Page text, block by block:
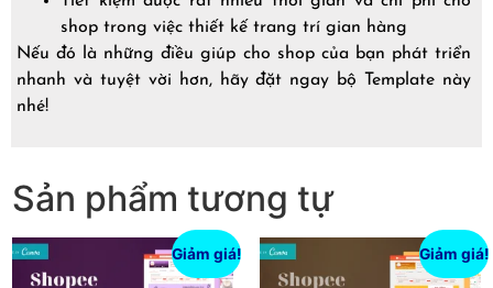
shop trong việc thiết kế trang trí gian hàng
Nếu đó là những điều giúp cho shop của bạn phát triển
nhanh và tuyệt vời hơn, hãy đặt ngay bộ Template này
nhé!
Sản phẩm tương tự
Giảm giá! Giảm giá!